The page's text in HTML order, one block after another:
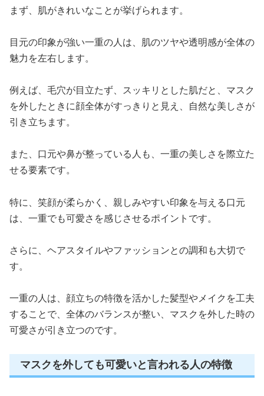
まず、肌がきれいなことが挙げられます。
目元の印象が強い一重の人は、肌のツヤや透明感が全体の
魅力を左右します。
例えば、毛穴が目立たず、スッキリとした肌だと、マスク
を外したときに顔全体がすっきりと見え、自然な美しさが
引き立ちます。
また、口元や鼻が整っている人も、一重の美しさを際立た
せる要素です。
特に、笑顔が柔らかく、親しみやすい印象を与える口元
は、一重でも可愛さを感じさせるポイントです。
さらに、ヘアスタイルやファッションとの調和も大切で
す。
一重の人は、顔立ちの特徴を活かした髪型やメイクを工夫
することで、全体のバランスが整い、マスクを外した時の
可愛さが引き立つのです。
マスクを外しても可愛いと言われる人の特徴